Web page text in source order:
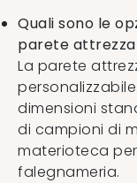
Quali sono le
parete
La parete
dimensioni
di campioni di
materioteca
falegnameria.